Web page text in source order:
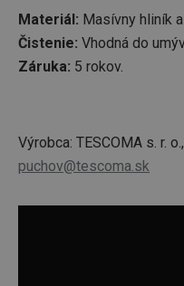
Materiál: Masívny hliník
Čistenie: Vhodná do
Záruka: 5 rokov.
Výrobca: TESCOMA s. r.
puchov@tescoma.sk